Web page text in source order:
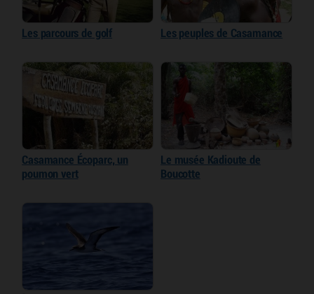
Les parcours de golf Les peuples de Casamance
Casamance Écoparc, un
poumon vert
Le musée Kadioute de
Boucotte